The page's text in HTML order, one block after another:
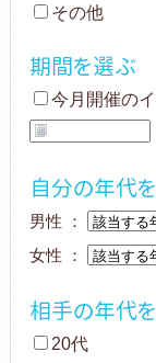
その他
期間を選ぶ
今月開催の
自分の年代
男性 ：
女性 ：
相手の年代
20代